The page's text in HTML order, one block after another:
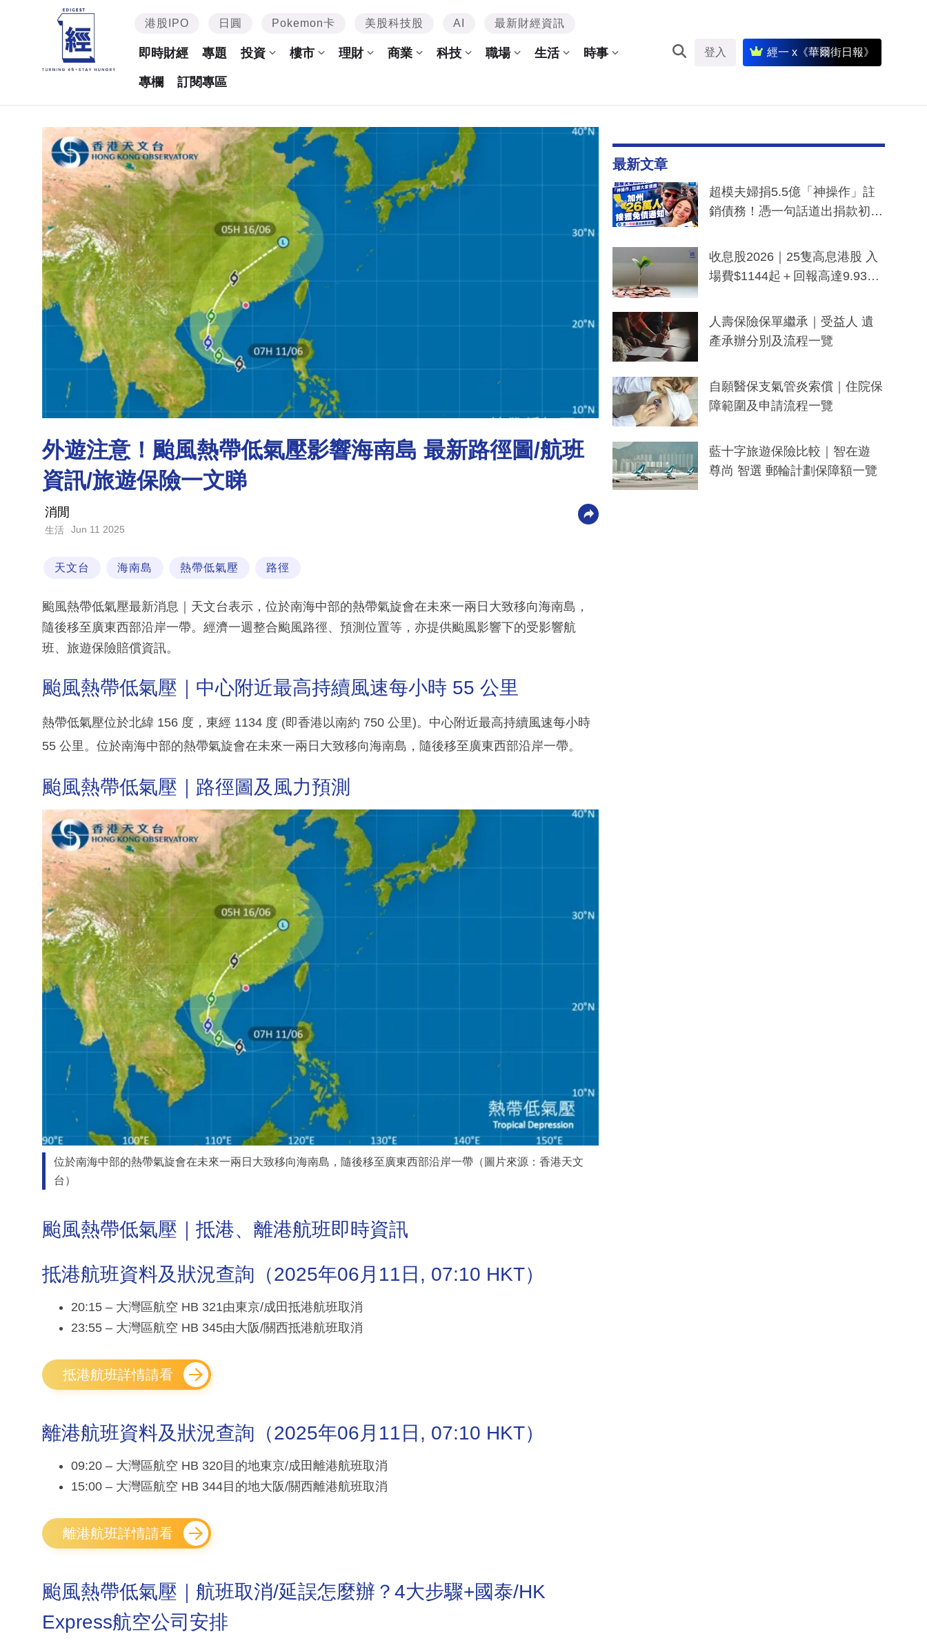
港股IPO 日圓 Pokemon卡 美股科技股 AI 最新財經資訊
即時財經 專題 投資 樓市 理財 商業 科技 職場 生活 時事
專欄 訂閱專區
登入 經一 x《華爾街日報》
外遊注意！颱風熱帶低氣壓影響海南島 最新路徑圖/航班
資訊/旅遊保險一文睇
消閒
生活 Jun 11 2025
天文台 海南島 熱帶低氣壓 路徑
颱風熱帶低氣壓最新消息｜天文台表示，位於南海中部的熱帶氣旋會在未來一兩日大致移向海南島，
隨後移至廣東西部沿岸一帶。經濟一週整合颱風路徑、預測位置等，亦提供颱風影響下的受影響航
班、旅遊保險賠償資訊。
颱風熱帶低氣壓｜中心附近最高持續風速每小時 55 公里
熱帶低氣壓位於北緯 156 度，東經 1134 度 (即香港以南約 750 公里)。中心附近最高持續風速每小時
55 公里。位於南海中部的熱帶氣旋會在未來一兩日大致移向海南島，隨後移至廣東西部沿岸一帶。
颱風熱帶低氣壓｜路徑圖及風力預測
位於南海中部的熱帶氣旋會在未來一兩日大致移向海南島，隨後移至廣東西部沿岸一帶（圖片來源：香港天文
台）
颱風熱帶低氣壓｜抵港、離港航班即時資訊
抵港航班資料及狀況查詢（2025年06月11日, 07:10 HKT）
20:15 – 大灣區航空 HB 321由東京/成田抵港航班取消
23:55 – 大灣區航空 HB 345由大阪/關西抵港航班取消
抵港航班詳情請看
離港航班資料及狀況查詢（2025年06月11日, 07:10 HKT）
09:20 – 大灣區航空 HB 320目的地東京/成田離港航班取消
15:00 – 大灣區航空 HB 344目的地大阪/關西離港航班取消
離港航班詳情請看
颱風熱帶低氣壓｜航班取消/延誤怎麼辦？4大步驟+國泰/HK
Express航空公司安排
最新文章
超模夫婦捐5.5億「神操作」註
銷債務！憑一句話道出捐款初
一度被誤當詐騙手段
收息股2026｜25隻高息港股 入
場費$1144起＋回報高達9.93
人壽保險保單繼承｜受益人 遺
產承辦分別及流程一覽
自願醫保支氣管炎索償｜住院保
障範圍及申請流程一覽
藍十字旅遊保險比較｜智在遊
尊尚 智選 郵輪計劃保障額一覽